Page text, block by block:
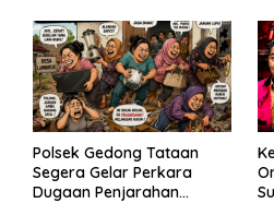
Polsek Gedong Tataan
Segera Gelar Perkara
Dugaan Penjarahan